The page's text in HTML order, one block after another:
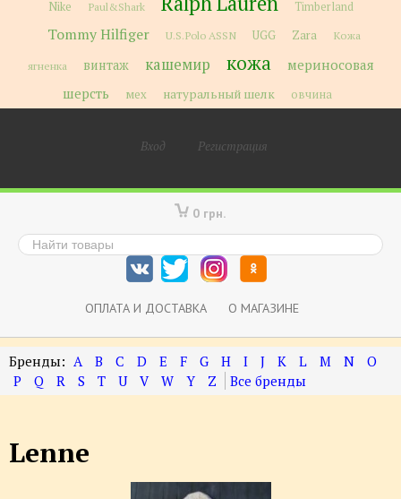
Nike
Paul&Shark Timberland
Tommy Hilfiger U.S.Polo ASSN UGG Zara
Кожа
ягненка
винтаж кашемир кожа
мериносовая
шерсть
мех натуральный шелк овчина
Вход Регистрация
0 грн.
ОПЛАТА И ДОСТАВКА О МАГАЗИНЕ
A B C D E F G H I J K L M N
O
P
Q R S T U V W Y Z
Lenne